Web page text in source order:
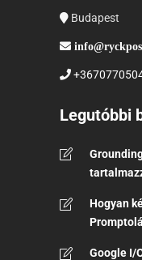
Budapest
Legutóbbi
Hogyan
Google I/